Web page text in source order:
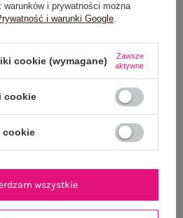
200,00 zł
i prywatności można
i warunki Google.
cookie (wymagane)
Zawsze
aktywne
cookie
cookie
wszystkie